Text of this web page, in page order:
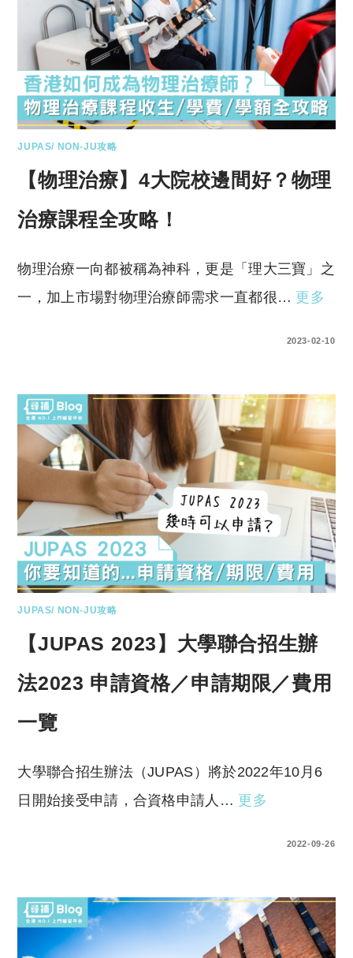
JUPAS/ NON-JU攻略
【物理治療】4大院校邊間好？物理
治療課程全攻略！
物理治療一向都被稱為神科，更是「理大三寶」之
一，加上市場對物理治療師需求一直都很… 更多
2023-02-10
JUPAS/ NON-JU攻略
【JUPAS 2023】大學聯合招生辦
法2023 申請資格／申請期限／費用
一覽
大學聯合招生辦法（JUPAS）將於2022年10月6
日開始接受申請，合資格申請人… 更多
2022-09-26